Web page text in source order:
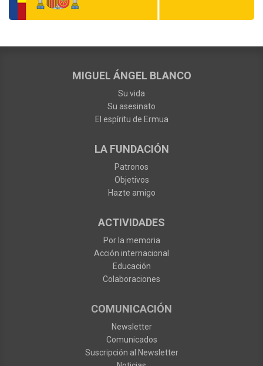
MIGUEL ÁNGEL BLANCO
Su vida
Su asesinato
El espíritu de Ermua
LA FUNDACIÓN
Patronos
Objetivos
Hazte amigo
ACTIVIDADES
Por la memoria
Acción internacional
Educación
Colaboraciones
COMUNICACIÓN
Newsletter
Comunicados
Suscripción al Newsletter